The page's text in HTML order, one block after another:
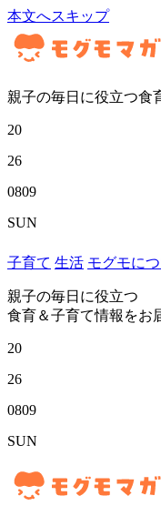
本文へスキップ
親子の毎日に役立つ食
20
26
0809
SUN
子育て 生活 モグモに
親子の毎日に役立つ
食育＆子育て情報をお
20
26
0809
SUN